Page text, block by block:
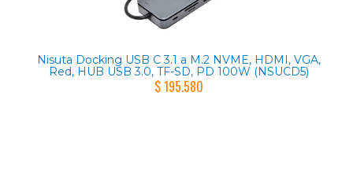
Nisuta Docking USB C 3.1 a M.2 NVME, HDMI, VGA,
Red, HUB USB 3.0, TF-SD, PD 100W (NSUCD5)
$ 195.580